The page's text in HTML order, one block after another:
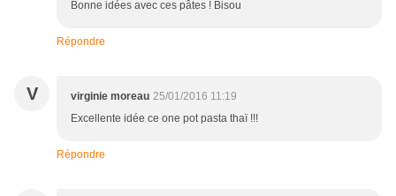
Bonne idées avec ces pâtes ! Bisou
Répondre
V virginie moreau 25/01/2016 11:19
Excellente idée ce one pot pasta thaï !!!
Répondre